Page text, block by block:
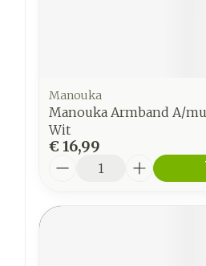
Manouka
Manouka Armband A/
Wit
€ 16,99